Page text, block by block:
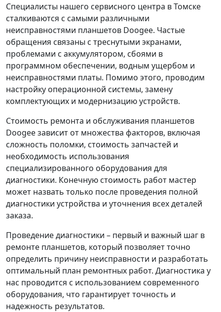
Специалисты нашего сервисного центра в Томске
сталкиваются с самыми различными
неисправностями планшетов Doogee. Частые
обращения связаны с треснутыми экранами,
проблемами с аккумулятором, сбоями в
программном обеспечении, водным ущербом и
неисправностями платы. Помимо этого, проводим
настройку операционной системы, замену
комплектующих и модернизацию устройств.
Стоимость ремонта и обслуживания планшетов
Doogee зависит от множества факторов, включая
сложность поломки, стоимость запчастей и
необходимость использования
специализированного оборудования для
диагностики. Конечную стоимость работ мастер
может назвать только после проведения полной
диагностики устройства и уточнения всех деталей
заказа.
Проведение диагностики – первый и важный шаг в
ремонте планшетов, который позволяет точно
определить причину неисправности и разработать
оптимальный план ремонтных работ. Диагностика у
нас проводится с использованием современного
оборудования, что гарантирует точность и
надежность результатов.